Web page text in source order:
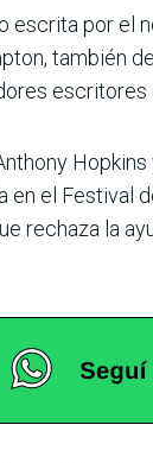
escrita por el
también
escritores
el Festival
rechaza la